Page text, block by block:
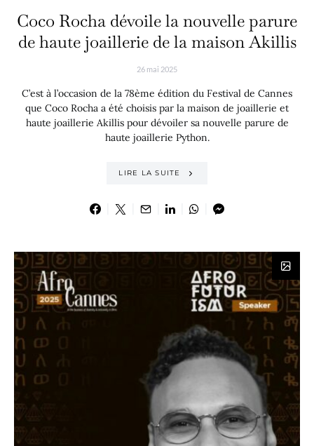
Coco Rocha dévoile la nouvelle parure
de haute joaillerie de la maison Akillis
26 mai 2025
C’est à l’occasion de la 78ème édition du Festival de Cannes
que Coco Rocha a été choisis par la maison de joaillerie et
haute joaillerie Akillis pour dévoiler sa nouvelle parure de
haute joaillerie Python.
LIRE LA SUITE